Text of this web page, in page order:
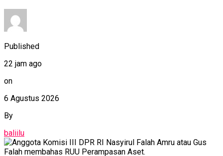
Published
22 jam ago
on
6 Agustus 2026
By
baliilu